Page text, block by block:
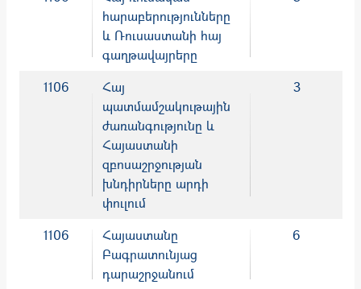
հարաբերությունները
և Ռուսաստանի հայ
գաղթավայրերը
1106
Հայ
պատմամշակութային
ժառանգությունը և
Հայաստանի
զբոսաշրջության
խնդիրները արդի
փուլում
3
1106
Հայաստանը
Բագրատունյաց
դարաշրջանում
6